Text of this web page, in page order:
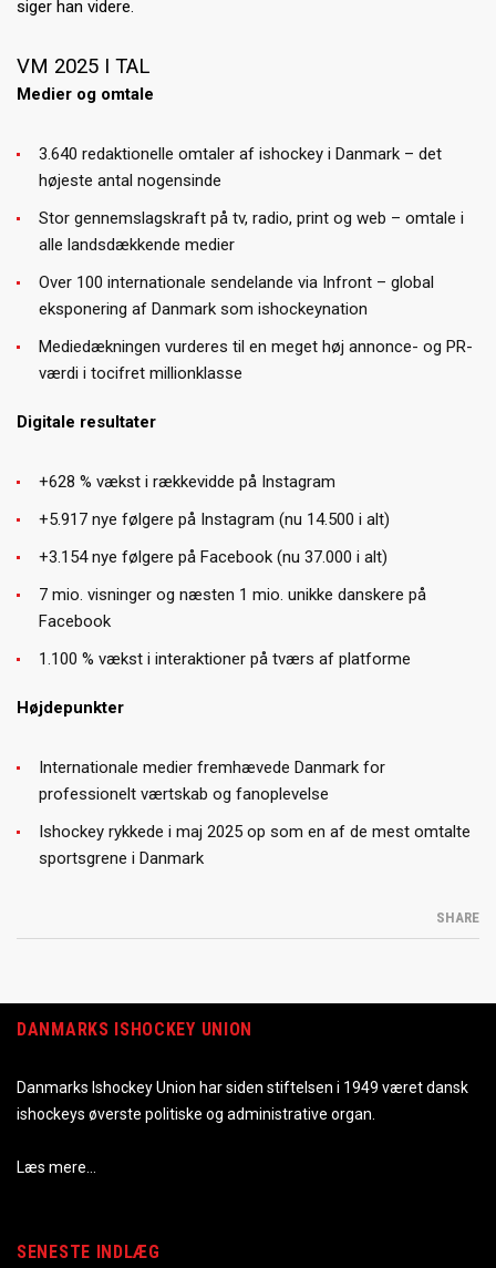
siger han videre.
VM 2025 I TAL
Medier og omtale
3.640 redaktionelle omtaler af ishockey i Danmark – det
højeste antal nogensinde
Stor gennemslagskraft på tv, radio, print og web – omtale i
alle landsdækkende medier
Over 100 internationale sendelande via Infront – global
eksponering af Danmark som ishockeynation
Mediedækningen vurderes til en meget høj annonce- og PR-
værdi i tocifret millionklasse
Digitale resultater
+628 % vækst i rækkevidde på Instagram
+5.917 nye følgere på Instagram (nu 14.500 i alt)
+3.154 nye følgere på Facebook (nu 37.000 i alt)
7 mio. visninger og næsten 1 mio. unikke danskere på
Facebook
1.100 % vækst i interaktioner på tværs af platforme
Højdepunkter
Internationale medier fremhævede Danmark for
professionelt værtskab og fanoplevelse
Ishockey rykkede i maj 2025 op som en af de mest omtalte
sportsgrene i Danmark
SHARE
DANMARKS ISHOCKEY UNION
Danmarks Ishockey Union har siden stiftelsen i 1949 været dansk
ishockeys øverste politiske og administrative organ.
Læs mere…
SENESTE INDLÆG